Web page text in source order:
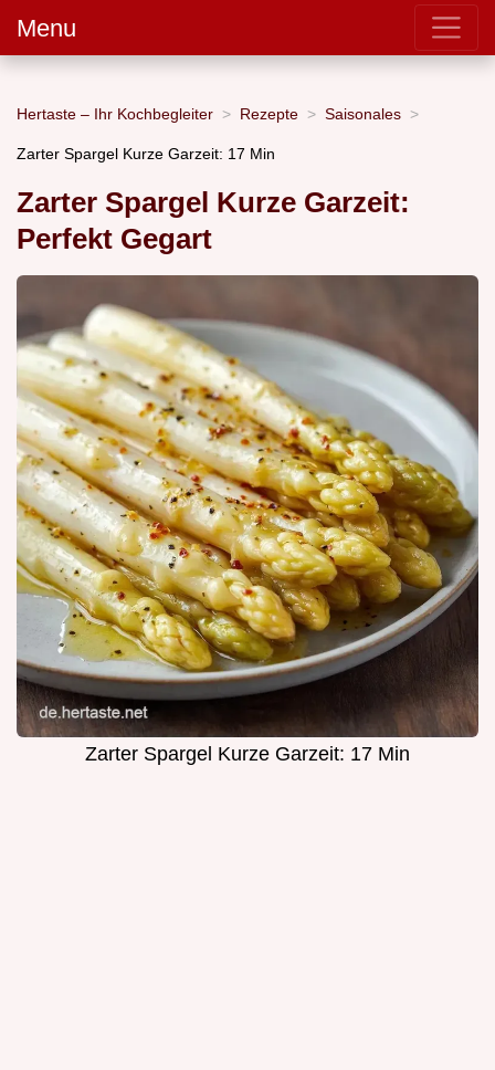
Menu
Hertaste – Ihr Kochbegleiter Rezepte Saisonales
Zarter Spargel Kurze Garzeit: 17 Min
Zarter Spargel Kurze Garzeit:
Perfekt Gegart
Zarter Spargel Kurze Garzeit: 17 Min